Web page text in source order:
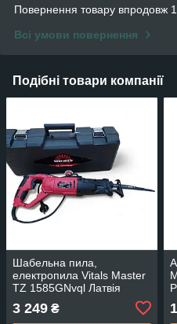
Повернення товару впродовж
Всі умови повернення
Подібні товари компанії
Шабельна пила,
електропила Vitals Master
TZ 1585GNvql Латвія
3 249 ₴